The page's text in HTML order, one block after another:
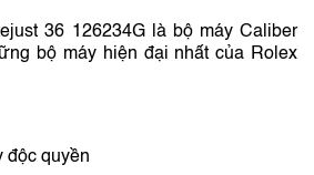
36 126234G là bộ máy Caliber
bộ máy hiện đại nhất của Rolex
độc quyền